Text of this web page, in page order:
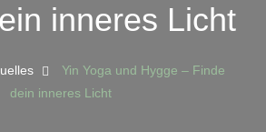
inneres Licht
Yin Yoga und Hygge – Finde
dein inneres Licht